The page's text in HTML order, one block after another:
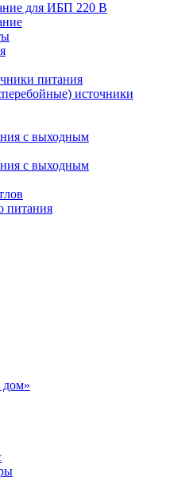
для ИБП 220 В
питания
источники
с выходным
с выходным
питания